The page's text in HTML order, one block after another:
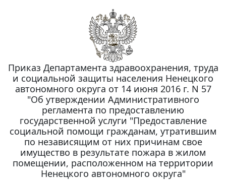
Приказ Департамента здравоохранения, труда
и социальной защиты населения Ненецкого
автономного округа от 14 июня 2016 г. N 57
"Об утверждении Административного
регламента по предоставлению
государственной услуги "Предоставление
социальной помощи гражданам, утратившим
по независящим от них причинам свое
имущество в результате пожара в жилом
помещении, расположенном на территории
Ненецкого автономного округа"